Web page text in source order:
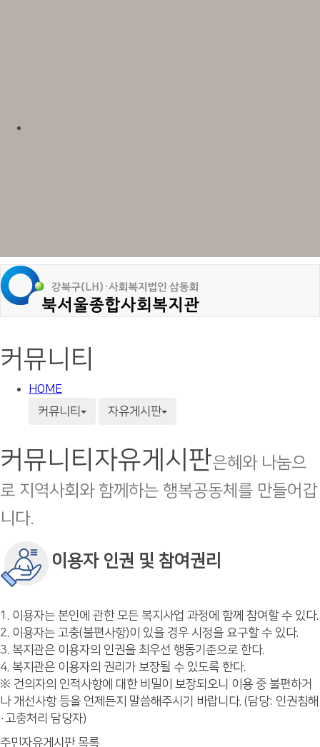
커뮤니티
HOME
커뮤니티
자유게시판
커뮤니티 자유게시판은혜와 나눔으
로 지역사회와 함께하는 행복공동체를 만들어갑
니다.
이용자 인권 및 참여권리
1. 이용자는 본인에 관한 모든 복지사업 과정에 함께 참여할 수 있다.
2. 이용자는 고충(불편사항)이 있을 경우 시정을 요구할 수 있다.
3. 복지관은 이용자의 인권을 최우선 행동기준으로 한다.
4. 복지관은 이용자의 권리가 보장될 수 있도록 한다.
※ 건의자의 인적사항에 대한 비밀이 보장되오니 이용 중 불편하거
나 개선사항 등을 언제든지 말씀해주시기 바랍니다. (담당: 인권침해
·고충처리 담당자)
주민자유게시판 목록